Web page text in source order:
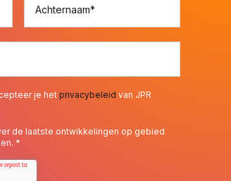
Achternaam*
je hetprivacybeleid van JPR
de laatste ontwikkelingen op gebied
*